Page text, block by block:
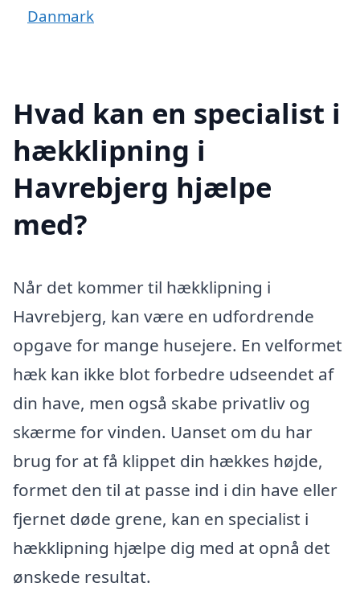
Danmark
Hvad kan en specialist i
hækklipning i
Havrebjerg hjælpe
med?
Når det kommer til hækklipning i
Havrebjerg, kan være en udfordrende
opgave for mange husejere. En velformet
hæk kan ikke blot forbedre udseendet af
din have, men også skabe privatliv og
skærme for vinden. Uanset om du har
brug for at få klippet din hækkes højde,
formet den til at passe ind i din have eller
fjernet døde grene, kan en specialist i
hækklipning hjælpe dig med at opnå det
ønskede resultat.